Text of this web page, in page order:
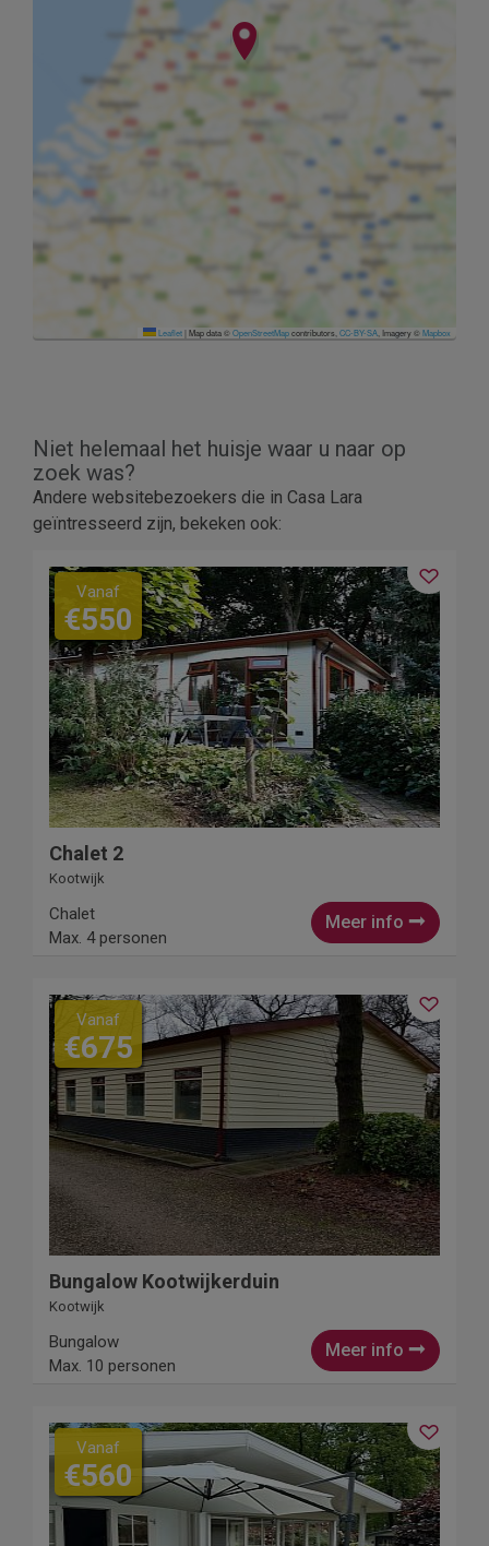
Leaflet|Map data ©OpenStreetMapcontributors,CC-BY-SA, Imagery ©Mapbox
Niet helemaal het huisje waar u naar op
zoek was?
Andere websitebezoekers die in Casa Lara
geïntresseerd zijn, bekeken ook:
Vanaf
€550
Chalet 2
Kootwijk
Meer info
Chalet
Max. 4 personen
Vanaf
€675
Bungalow Kootwijkerduin
Kootwijk
Meer info
Bungalow
Max. 10 personen
Vanaf
€560